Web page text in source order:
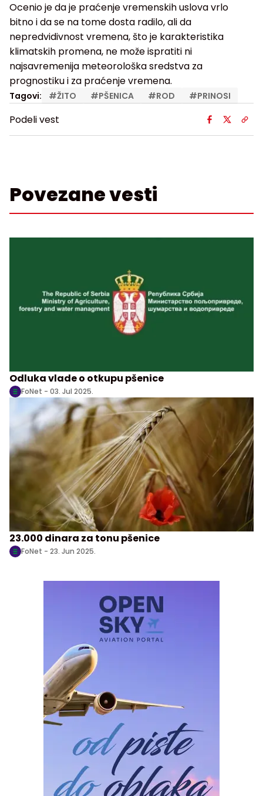
Ocenio je da je praćenje vremenskih uslova vrlo
bitno i da se na tome dosta radilo, ali da
nepredvidivnost vremena, što je karakteristika
klimatskih promena, ne može ispratiti ni
najsavremenija meteorološka sredstva za
prognostiku i za praćenje vremena.
Tagovi: #ŽITO #PŠENICA #ROD #PRINOSI
Podeli vest
Povezane vesti
Odluka vlade o otkupu pšenice
FoNet - 03. Jul 2025.
23.000 dinara za tonu pšenice
FoNet - 23. Jun 2025.